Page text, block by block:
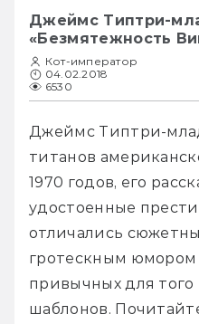
Джеймс Типтри-
«Безмятежность
Кот-император
04.02.2018
6530
Джеймс Типтри-
титанов
1970 годов, его
удостоенные
отличались
гротескным юмором
привычных для
шаблонов.